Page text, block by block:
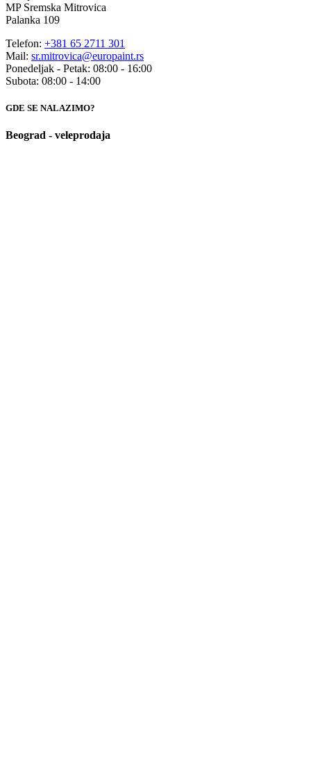
MP Sremska Mitrovica
Palanka 109
Telefon: +381 65 2711 301
Mail: sr.mitrovica@europaint.rs
Ponedeljak - Petak: 08:00 - 16:00
Subota: 08:00 - 14:00
GDE SE NALAZIMO?
Beograd - veleprodaja